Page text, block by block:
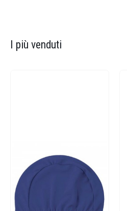
I più venduti